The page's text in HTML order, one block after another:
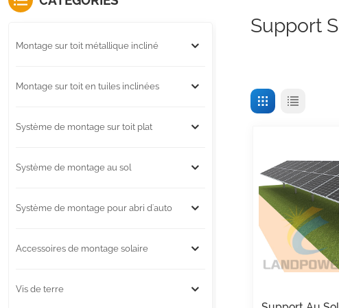
Support
Montage sur toit métallique incliné
Montage sur toit en tuiles inclinées
Système de montage sur toit plat
Système de montage au sol
Système de montage pour abri d'auto
Accessoires de montage solaire
Vis de terre